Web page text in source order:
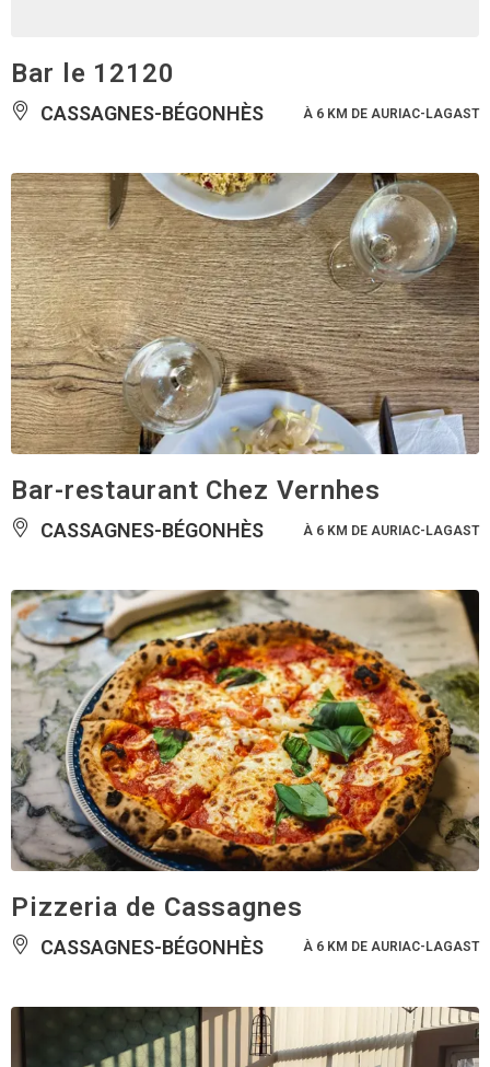
Bar le 12120
CASSAGNES-BÉGONHÈS À 6 KM DE AURIAC-LAGAST
Bar-restaurant Chez Vernhes
CASSAGNES-BÉGONHÈS À 6 KM DE AURIAC-LAGAST
Pizzeria de Cassagnes
CASSAGNES-BÉGONHÈS À 6 KM DE AURIAC-LAGAST